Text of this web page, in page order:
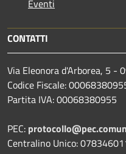
Eventi
CONTATTI
Via Eleonora d'Arborea, 5 -
Codice Fiscale:
Partita IVA: 00068380955
PEC:
Centralino Unico: